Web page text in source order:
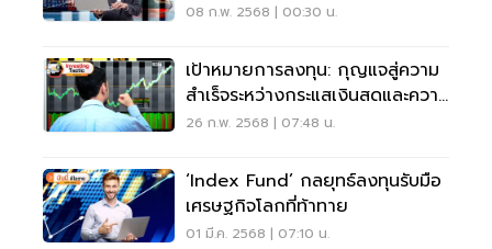
08 ก.พ. 2568 | 00:30 น.
เป้าหมายการลงทุน: กุญแจสู่ความ
สำเร็จระหว่างกระแสเงินสดและความ
มั่งคั่ง
26 ก.พ. 2568 | 07:48 น.
‘Index Fund’ กลยุทธ์ลงทุนรับมือ
เศรษฐกิจโลกที่ท้าทาย
01 มี.ค. 2568 | 07:10 น.